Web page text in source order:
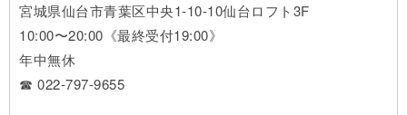
宮城県仙台市青葉区中央1-10-10仙台ロフト3F
10:00〜20:00《最終受付19:00》
年中無休
☎ 022-797-9655